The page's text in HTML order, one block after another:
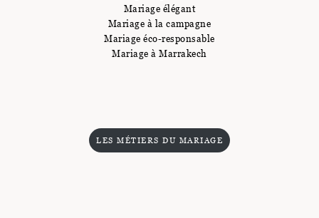
Mariage élégant
Mariage à la campagne
Mariage éco-responsable
Mariage à Marrakech
LES MÉTIERS DU MARIAGE